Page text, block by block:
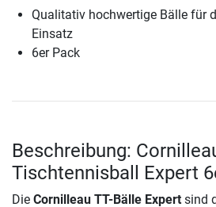
Qualitativ hochwertige Bälle für
Einsatz
6er Pack
Beschreibung:
Tischtennisball Expert
Die Cornilleau TT-Bälle Expert sind